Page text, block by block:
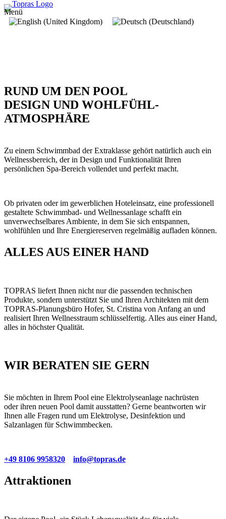
Menü
RUND UM DEN POOL
DESIGN UND WOHLFÜHL­
ATMOSPHÄRE
Zu einem Schwimmbad der Extraklasse gehört natürlich auch ein
Wellnessbereich, der in Design und Funktionalität Ihren
persönlichen Spa-Bereich vollendet und perfekt macht.
Ob privaten oder im gewerblichen Hoteleinsatz, eine professionell
gestaltete Schwimmbad- und Wellnessanlage schafft ein
unverwechselbares Ambiente, in dem Sie sich entspannen,
wohlfühlen und Ihre Energiereserven regelmäßig aufladen können.
ALLES AUS EINER HAND
TOPRAS liefert Ihnen nicht nur die passenden technischen
Produkte, sondern unterstützt Sie und Ihren Architekten mit dem
TOPRAS-Planungsbüro Hofer, St. Cristina von Anfang an und
realisiert Ihren Wellnesstraum schlüsselfertig. Alles aus einer Hand,
alles in höchster Qualität.
WIR BERATEN SIE GERN
Sie möchten in Ihrem Pool eine Elektrolyseanlage nachrüsten
oder ihren neuen Pool damit ausstatten? Gerne beantworten wir
Ihnen alle Fragen rund um Elektrolyse, Desinfektion und
Salzanlagen für Schwimmbecken.
+49 8106 9958320 info@topras.de
Attraktionen